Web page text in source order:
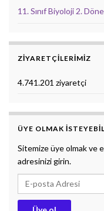
11. Sınıf Biyoloji 2.
ZIYARETÇILERIMIZ
4.741.201 ziyaretçi
ÜYE OLMAK
Sitemize üye olmak ve
adresinizi girin.
E-posta Adresi